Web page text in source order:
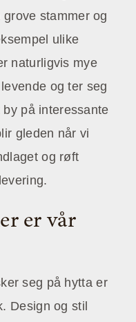
stammer og
ulike
naturligvis mye
og ter seg
på interessante
gleden når vi
og røft
er vår
seg på hytta er
Design og stil